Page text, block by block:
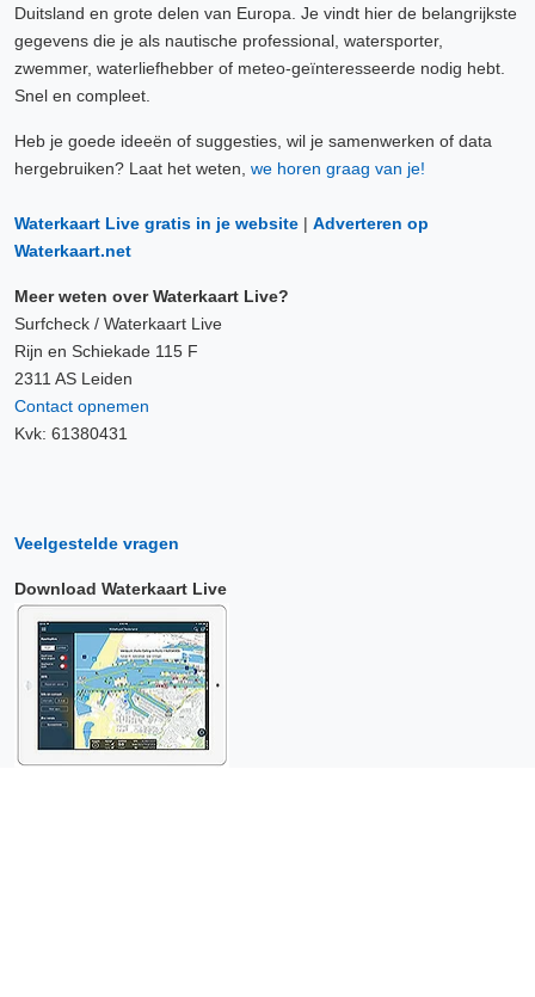
Duitsland en grote delen van Europa. Je vindt hier de belangrijkste
gegevens die je als nautische professional, watersporter,
zwemmer, waterliefhebber of meteo-geïnteresseerde nodig hebt.
Snel en compleet.
Heb je goede ideeën of suggesties, wil je samenwerken of data
hergebruiken? Laat het weten, we horen graag van je!
Waterkaart Live gratis in je website | Adverteren op
Waterkaart.net
Meer weten over Waterkaart Live?
Surfcheck / Waterkaart Live
Rijn en Schiekade 115 F
2311 AS Leiden
Contact opnemen
Kvk: 61380431
Veelgestelde vragen
Download Waterkaart Live